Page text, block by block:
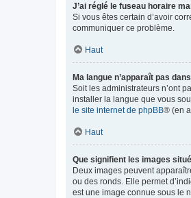
J’ai réglé le fuseau horaire
Si vous êtes certain d’avoir
communiquer ce problème.
Haut
Ma langue n’apparaît pas
Soit les administrateurs n’ont
installer la langue que vous
le site internet de phpBB® (en
Haut
Que signifient les images
Deux images peuvent
ou des ronds. Elle permet
est une image connue sous le